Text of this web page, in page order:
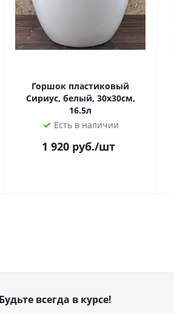
Горшок пластиковый
Сириус, белый, 30х30см,
16.5л
Есть в наличии
1 920руб./шт
Будьте всегда в курсе!